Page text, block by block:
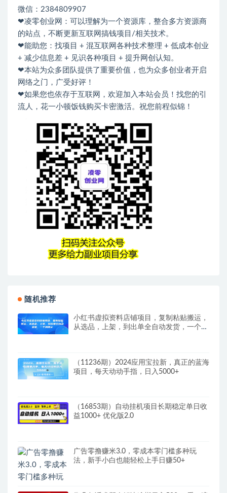
微信：2384809907
❤凌零创业网：可以理解为一个资源库，整合多方资源商
的站点，不断更新互联网搞钱项目/相关技术。
❤能助您：找项目 + 混互联网各种技术整理 + 低成本创业
+ 减少信息差 + 见识各种项目 + 提升网创认知。
❤本站为众多团队提供了重要价值，也为众多创业者开启
网络之门，广受好评！
❤如果您也依存于互联网，欢迎加入本站会员！找您的引
流人，花一小顿饭钱购买卡密激活。祝您前程似锦！
随机推荐
小红书虚拟资料店铺项目，复制粘贴搬运，
从选品，上架，到出单全自动发货，一个月
（11236期）2024应用宝拉新，真正的蓝海
项目，每天动动手指，日入5000+
（16853期）自动挂机项目长期稳定单日收
益1000+ 优化版2.0
广告零撸赚米3.0，零成本零门槛多种玩
法，新手小白也能轻松上手日赚50+